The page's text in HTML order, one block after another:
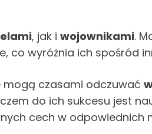
, jak i wojownikami.
co wyróżnia ich spośród
mogą czasami odczuwać
do ich sukcesu jest
cech w odpowiednich